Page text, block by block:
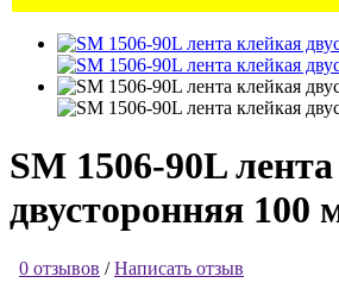
SM 1506-90L
двусторонняя 100
0 отзывов /Написать отзыв